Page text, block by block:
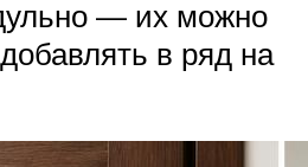
— их можно
в ряд на